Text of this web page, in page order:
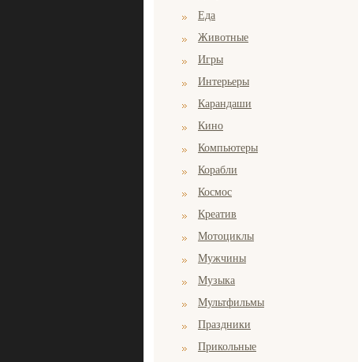
Еда
Животные
Игры
Интерьеры
Карандаши
Кино
Компьютеры
Корабли
Космос
Креатив
Мотоциклы
Мужчины
Музыка
Мультфильмы
Праздники
Прикольные